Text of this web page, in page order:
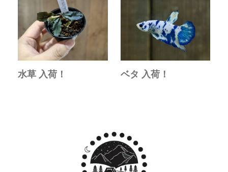
水草 入荷！ ベタ 入荷！